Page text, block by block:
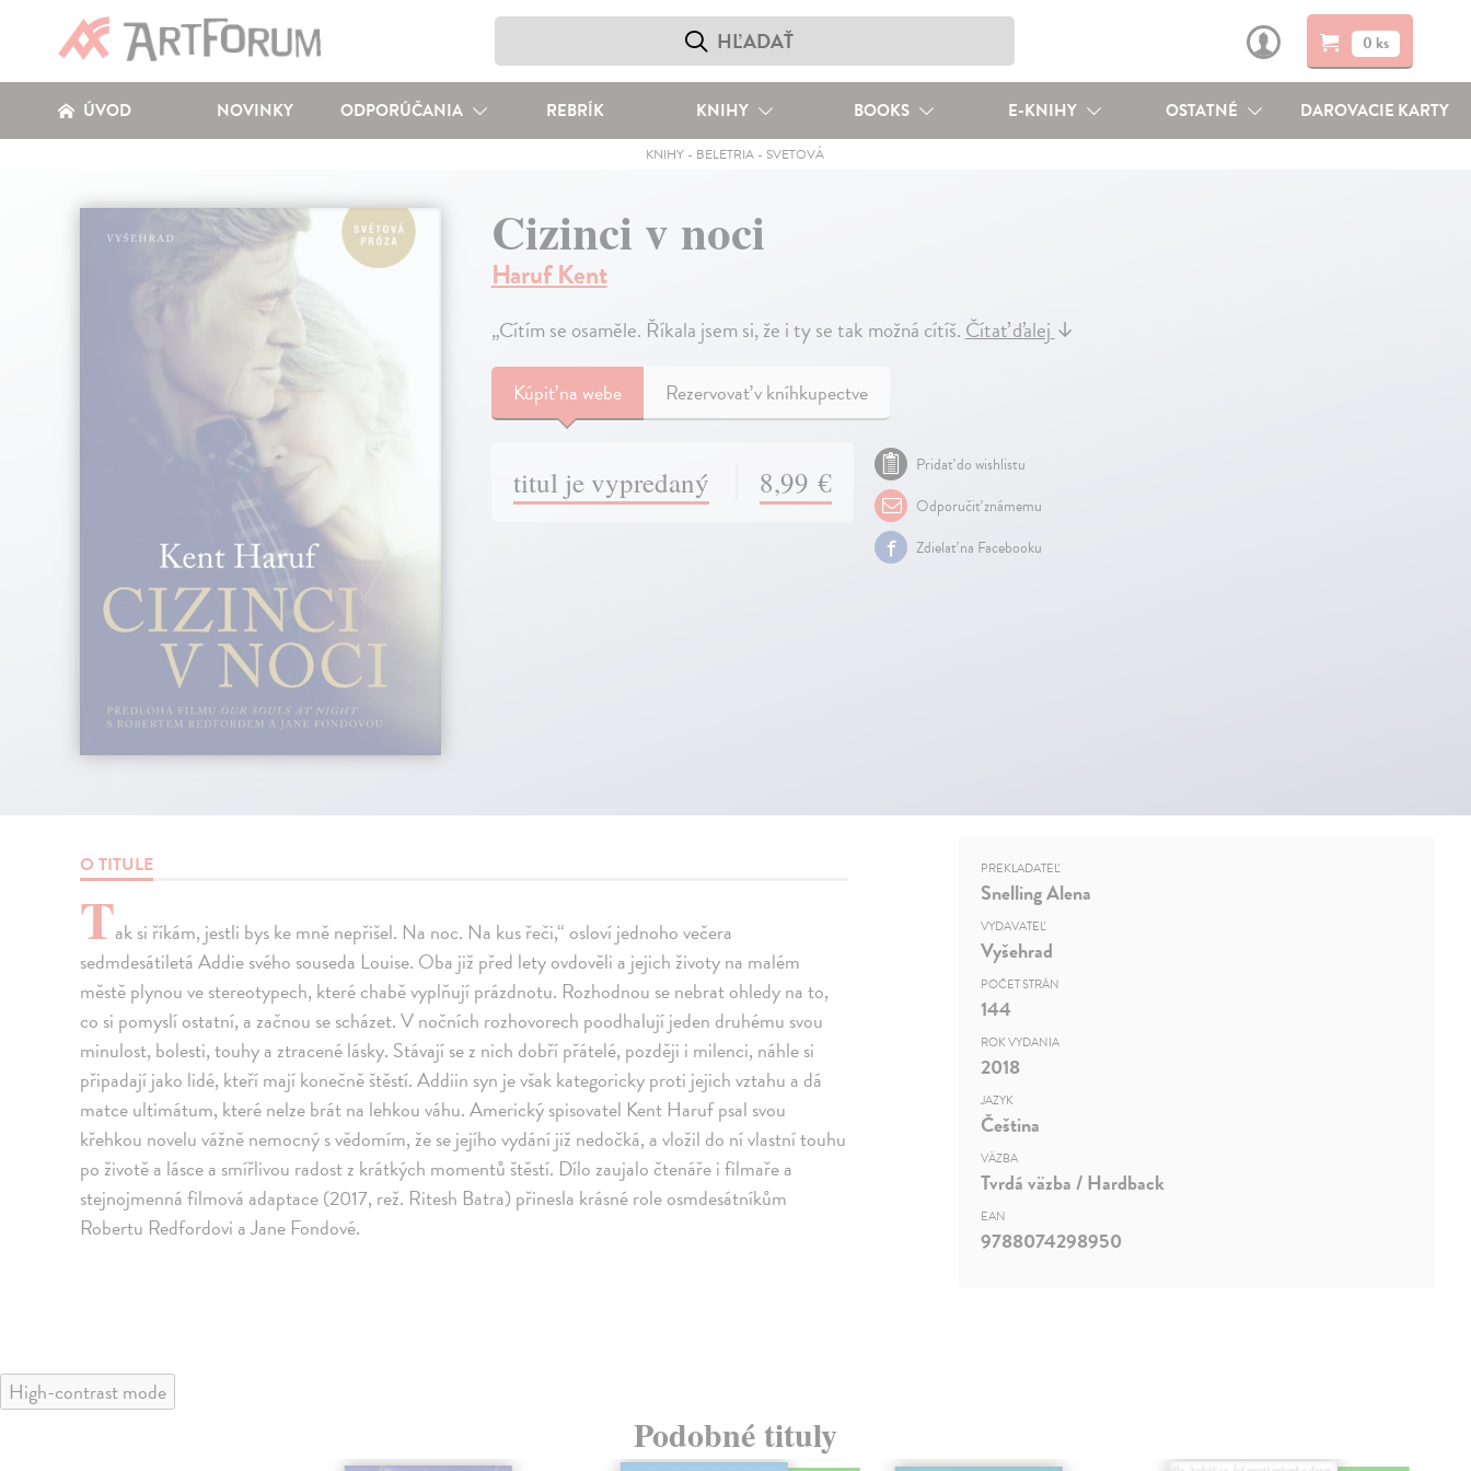
0 ks
ÚVOD NOVINKY ODPORÚČANIA REBRÍK KNIHY BOOKS E-KNIHY OSTATNÉ DAROVACIE KARTY
KNIHY - BELETRIA - SVETOVÁ
Cizinci v noci
Haruf Kent
„Cítím se osaměle. Říkala jsem si, že i ty se tak možná cítíš.Čítať ďalej↓
Kúpiťna webe Rezervovať v kníhkupectve
titul je vypredaný 8,99 €
Pridať do wishlistu
Odporučiť známemu
Zdielať na Facebooku
O TITULE
Tak si říkám, jestli bys ke mně nepřišel. Na noc. Na kus řeči,“ osloví jednoho večera
sedmdesátiletá Addie svého souseda Louise. Oba již před lety ovdověli a jejich životy na malém
městě plynou ve stereotypech, které chabě vyplňují prázdnotu. Rozhodnou se nebrat ohledy na to,
co si pomyslí ostatní, a začnou se scházet. V nočních rozhovorech poodhalují jeden druhému svou
minulost, bolesti, touhy a ztracené lásky. Stávají se z nich dobří přátelé, později i milenci, náhle si
připadají jako lidé, kteří mají konečně štěstí. Addiin syn je však kategoricky proti jejich vztahu a dá
matce ultimátum, které nelze brát na lehkou váhu. Americký spisovatel Kent Haruf psal svou
křehkou novelu vážně nemocný s vědomím, že se jejího vydání již nedočká, a vložil do ní vlastní touhu
po životě a lásce a smířlivou radost z krátkých momentů štěstí. Dílo zaujalo čtenáře i filmaře a
stejnojmenná filmová adaptace (2017, rež. Ritesh Batra) přinesla krásné role osmdesátníkům
Robertu Redfordovi a Jane Fondové.
PREKLADATEĽ
Snelling Alena
VYDAVATEĽ
Vyšehrad
POČET STRÁN
144
ROK VYDANIA
2018
JAZYK
Čeština
VÄZBA
Tvrdá väzba / Hardback
EAN
9788074298950
High-contrast mode
Podobné tituly